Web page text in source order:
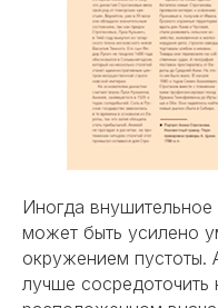
Иногда
может быть усилено
окружением пустоты.
лучше сосредоточить